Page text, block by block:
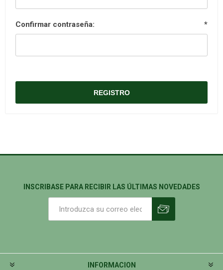
Confirmar contraseña: *
INSCRIBASE PARA RECIBIR LAS ÚLTIMAS NOVEDADES
INFORMACION